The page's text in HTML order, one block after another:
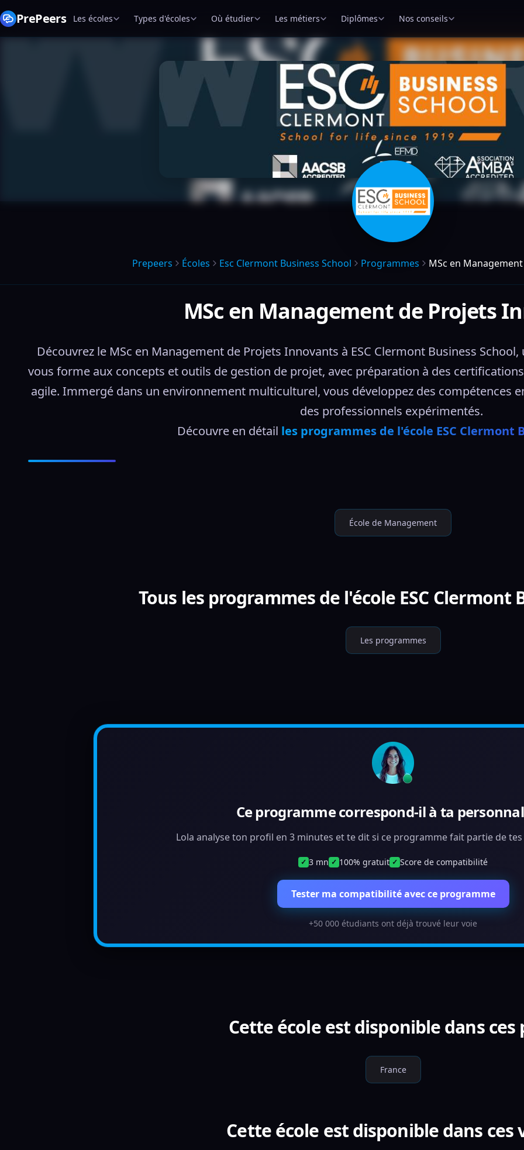
PrePeers Les écoles Types d'écoles Où étudier Les métiers Diplômes Nos conseils
Prepeers Écoles Esc Clermont Business School Programmes MSc en
MSc en Management de Projets
Découvrez le MSc en Management de Projets Innovants à ESC Clermont Business
vous forme aux concepts et outils de gestion de projet, avec préparation à des
agile. Immergé dans un environnement multiculturel, vous développez des compétences
des professionnels expérimentés.
Découvre en détail les programmes de l'école ESC Clermont
École de Management
Tous les programmes de l'école ESC Clermont
Les programmes
Ce programme correspond-il à ta
Lola analyse ton profil en 3 minutes et te dit si ce programme fait partie de
✓ 3 mn ✓ 100% gratuit ✓ Score de compatibilité
Tester ma compatibilité avec ce programme
+50 000 étudiants ont déjà trouvé leur voie
Cette école est disponible dans ces
France
Cette école est disponible dans ces